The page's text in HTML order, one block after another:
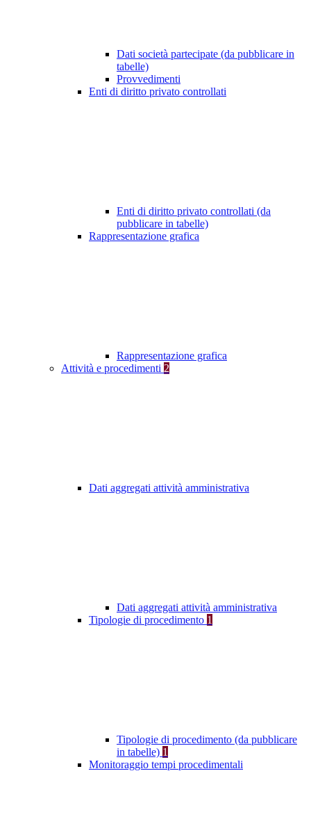
Dati società partecipate (da pubblicare in
tabelle)
Provvedimenti
Enti di diritto privato controllati
Enti di diritto privato controllati (da
pubblicare in tabelle)
Rappresentazione grafica
Rappresentazione grafica
Attività e procedimenti 2
Dati aggregati attività amministrativa
Dati aggregati attività amministrativa
Tipologie di procedimento 1
Tipologie di procedimento (da pubblicare
in tabelle) 1
Monitoraggio tempi procedimentali